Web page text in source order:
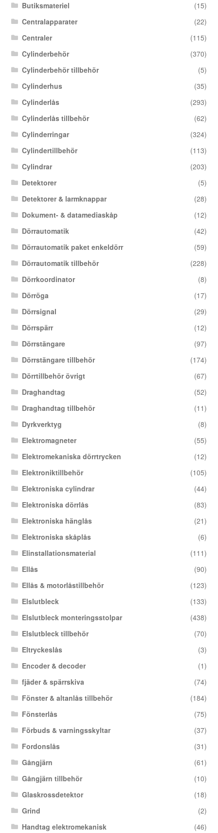
Butiksmateriel
(15)
Centralapparater
(22)
Centraler
(115)
Cylinderbehör
(370)
Cylinderbehör tillbehör
(5)
Cylinderhus
(35)
Cylinderlås
(293)
Cylinderlås tillbehör
(62)
Cylinderringar
(324)
Cylindertillbehör
(113)
Cylindrar
(203)
Detektorer
(5)
Detektorer & larmknappar
(28)
Dokument- & datamediaskåp
(12)
Dörrautomatik
(42)
Dörrautomatik paket enkeldörr
(59)
Dörrautomatik tillbehör
(228)
Dörrkoordinator
(8)
Dörröga
(17)
Dörrsignal
(29)
Dörrspärr
(12)
Dörrstängare
(97)
Dörrstängare tillbehör
(174)
Dörrtillbehör övrigt
(67)
Draghandtag
(52)
Draghandtag tillbehör
(11)
Dyrkverktyg
(8)
Elektromagneter
(55)
Elektromekaniska dörrtrycken
(12)
Elektroniktillbehör
(105)
Elektroniska cylindrar
(44)
Elektroniska dörrlås
(83)
Elektroniska hänglås
(21)
Elektroniska skåplås
(6)
Elinstallationsmaterial
(111)
Ellås
(90)
Ellås & motorlåstillbehör
(123)
Elslutbleck
(133)
Elslutbleck monteringsstolpar
(438)
Elslutbleck tillbehör
(70)
Eltryckeslås
(3)
Encoder & decoder
(1)
fjäder & spärrskiva
(74)
Fönster & altanlås tillbehör
(184)
Fönsterlås
(75)
Förbuds & varningsskyltar
(37)
Fordonslås
(31)
Gångjärn
(61)
Gångjärn tillbehör
(10)
Glaskrossdetektor
(18)
Grind
(2)
Handtag elektromekanisk
(46)